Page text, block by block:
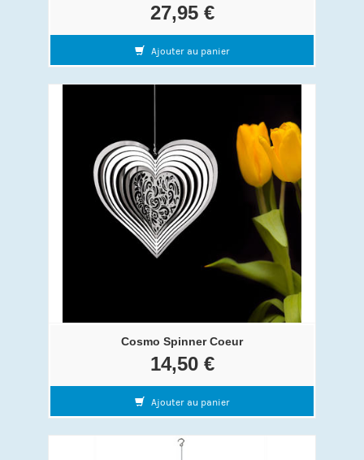
27,95 €
Ajouter au panier
Cosmo Spinner Coeur
14,50 €
Ajouter au panier